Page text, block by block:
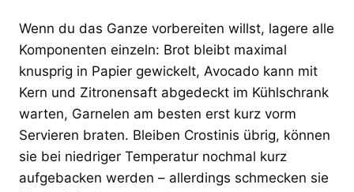
Wenn du das Ganze vorbereiten willst, lagere alle
Komponenten einzeln: Brot bleibt maximal
knusprig in Papier gewickelt, Avocado kann mit
Kern und Zitronensaft abgedeckt im Kühlschrank
warten, Garnelen am besten erst kurz vorm
Servieren braten. Bleiben Crostinis übrig, können
sie bei niedriger Temperatur nochmal kurz
aufgebacken werden – allerdings schmecken sie